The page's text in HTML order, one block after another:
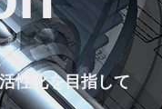
性化を目指して